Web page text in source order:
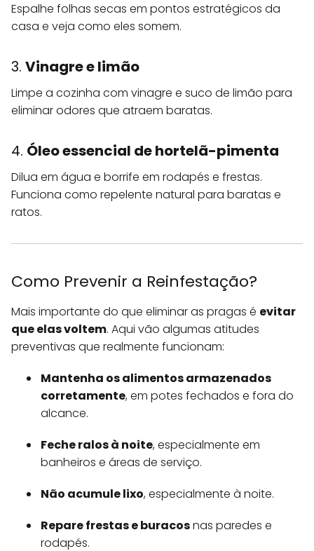
Espalhe folhas secas em pontos estratégicos da
casa e veja como eles somem.
3. Vinagre e limão
Limpe a cozinha com vinagre e suco de limão para
eliminar odores que atraem baratas.
4. Óleo essencial de hortelã-pimenta
Dilua em água e borrife em rodapés e frestas.
Funciona como repelente natural para baratas e
ratos.
Como Prevenir a Reinfestação?
Mais importante do que eliminar as pragas é evitar
que elas voltem. Aqui vão algumas atitudes
preventivas que realmente funcionam:
Mantenha os alimentos armazenados
corretamente, em potes fechados e fora do
alcance.
Feche ralos à noite, especialmente em
banheiros e áreas de serviço.
Não acumule lixo, especialmente à noite.
Repare frestas e buracosnas paredes e
rodapés.